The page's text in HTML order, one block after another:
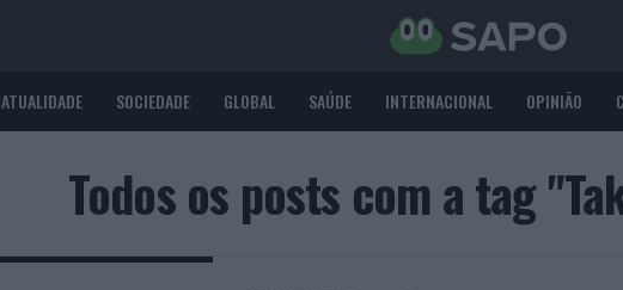
ATUALIDADE SOCIEDADE GLOBAL SAÚDE INTERNACIONAL OPINIÃO
Todos os posts com a tag